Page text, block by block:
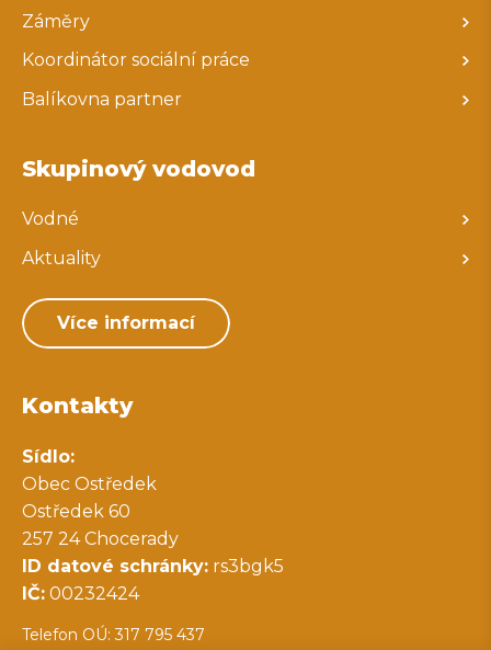
Záměry
Koordinátor sociální práce
Balíkovna partner
Skupinový vodovod
Vodné
Aktuality
Více informací
Kontakty
Sídlo:
Obec Ostředek
Ostředek 60
257 24 Chocerady
ID datové schránky: rs3bgk5
IČ: 00232424
Telefon OÚ: 317 795 437